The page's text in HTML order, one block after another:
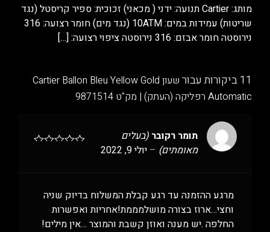
מותג: Cartier תנועה: ידני ( מכאני) זכוכית: ספיר קריסטל (נגד
שריטות) עמידות במים: 10ATM (נגד מים) חומר רצועה: 316
נירוסטה חומר אבזם: 316 נירוסטה ציפוי רצועה:
[…]
11 ביקורות עבור
שעון Cartier Ballon Bleu Yellow Gold
Automatic רפליקה (העתק) | מק"ט 9871514
תומר רקובר (בעלים
מאומתים) – יולי 9, 2022
מרגע ההזמנה עד רגע קבלת המשלוח בדיוק שניה
וחצי…ארוז בצורה מושלמממת!אחריות ואפשרות
החלפה .יש מענה ואוזן קשבת והמוצר …אין מילים!